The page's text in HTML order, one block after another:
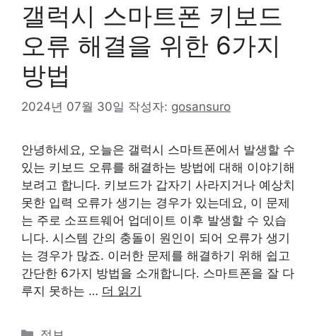
갤럭시 스마트폰 키보드
오류 해결을 위한 6가지
방법
2024년 07월 30일 작성자: gosansuro
안녕하세요, 오늘은 갤럭시 스마트폰에서 발생할 수
있는 키보드 오류를 해결하는 방법에 대해 이야기해
보려고 합니다. 키보드가 갑자기 사라지거나 예상치
못한 입력 오류가 생기는 경우가 있는데요, 이 문제
는 주로 소프트웨어 업데이트 이후 발생할 수 있습
니다. 시스템 간의 충돌이 원인이 되어 오류가 생기
는 경우가 많죠. 이러한 문제를 해결하기 위해 쉽고
간단한 6가지 방법을 소개합니다. 스마트폰을 잘 다
루지 못하는 … 더 읽기
카